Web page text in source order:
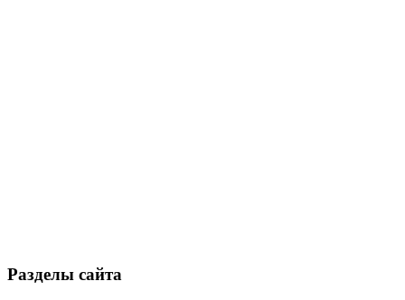
Разделы сайта